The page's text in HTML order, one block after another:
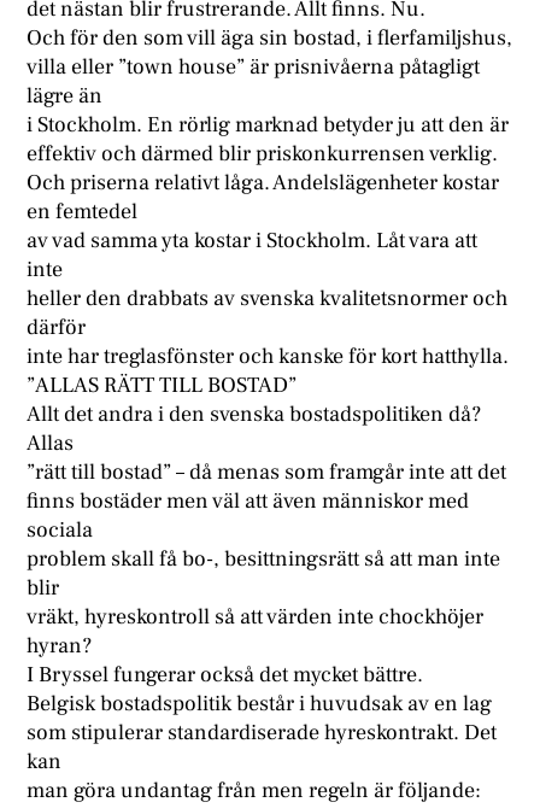
det nästan blir frustrerande. Allt finns. Nu.
Och för den som vill äga sin bostad, i flerfamiljshus,
villa eller ”town house” är prisnivåerna påtagligt
lägre än
i Stockholm. En rörlig marknad betyder ju att den är
effektiv och därmed blir priskonkurrensen verklig.
Och priserna relativt låga. Andelslägenheter kostar
en femtedel
av vad samma yta kostar i Stockholm. Låt vara att
inte
heller den drabbats av svenska kvalitetsnormer och
därför
inte har treglasfönster och kanske för kort hatthylla.
”ALLAS RÄTT TILL BOSTAD”
Allt det andra i den svenska bostadspolitiken då?
Allas
”rätt till bostad” – då menas som framgår inte att det
finns bostäder men väl att även människor med
sociala
problem skall få bo-, besittningsrätt så att man inte
blir
vräkt, hyreskontroll så att värden inte chockhöjer
hyran?
I Bryssel fungerar också det mycket bättre.
Belgisk bostadspolitik består i huvudsak av en lag
som stipulerar standardiserade hyreskontrakt. Det
kan
man göra undantag från men regeln är följande: